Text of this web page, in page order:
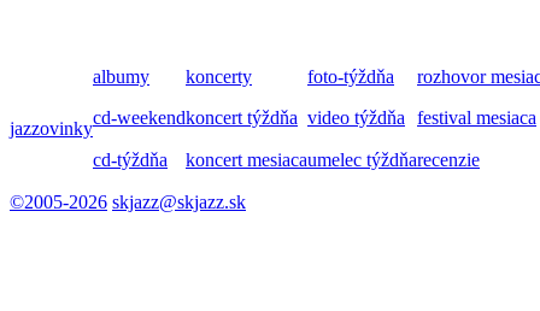
jazzovinky
albumy koncerty foto-týždňa
rozhovor
cd-weekendkoncert týždňa video týždňa festival mesiaca
cd-týždňa koncert mesiacaumelec týždňarecenzie
©2005-2026 skjazz@skjazz.sk